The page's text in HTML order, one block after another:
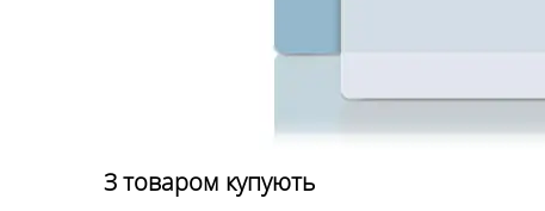
З товаром купують